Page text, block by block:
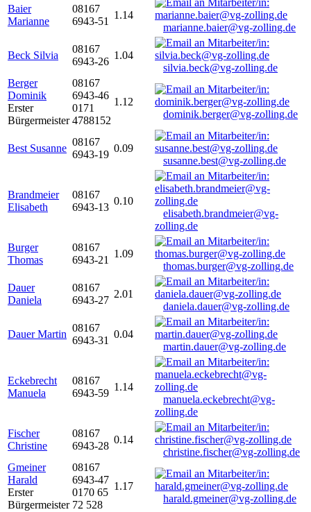
Baier
Marianne
08167
6943-51
1.14
marianne.baier@vg-zolling.de
Beck Silvia
08167
6943-26
1.04
silvia.beck@vg-zolling.de
Berger
Dominik
Erster
Bürgermeister
08167
6943-46
0171
4788152
1.12
dominik.berger@vg-zolling.de
Best Susanne
08167
6943-19
0.09
susanne.best@vg-zolling.de
Brandmeier
Elisabeth
08167
6943-13
0.10
elisabeth.brandmeier@vg-
zolling.de
Burger
Thomas
08167
6943-21
1.09
thomas.burger@vg-zolling.de
Dauer
Daniela
08167
6943-27
2.01
daniela.dauer@vg-zolling.de
Dauer Martin
08167
6943-31
0.04
martin.dauer@vg-zolling.de
Eckebrecht
Manuela
08167
6943-59
1.14
manuela.eckebrecht@vg-
zolling.de
Fischer
Christine
08167
6943-28
0.14
christine.fischer@vg-zolling.de
Gmeiner
Harald
Erster
Bürgermeister
08167
6943-47
0170 65
72 528
1.17
harald.gmeiner@vg-zolling.de